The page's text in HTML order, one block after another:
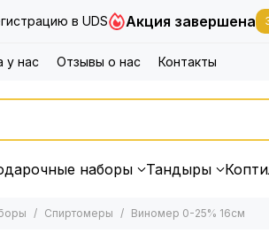
в UDS Акция завершена
у нас Отзывы о нас Контакты
наборы Тандыры
Спиртомеры Виномер 0-25% 16см